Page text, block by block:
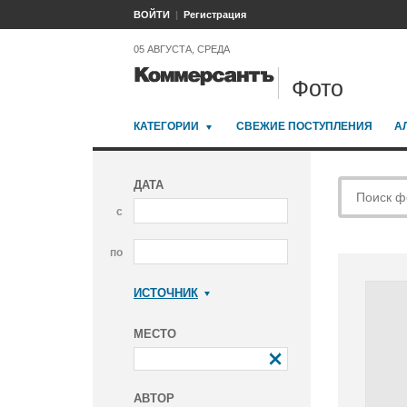
ВОЙТИ Регистрация
05 АВГУСТА, СРЕДА
Фото
КАТЕГОРИИ СВЕЖИЕ ПОСТУПЛЕНИЯ
ДАТА
с
по
ИСТОЧНИК
МЕСТО
АВТОР